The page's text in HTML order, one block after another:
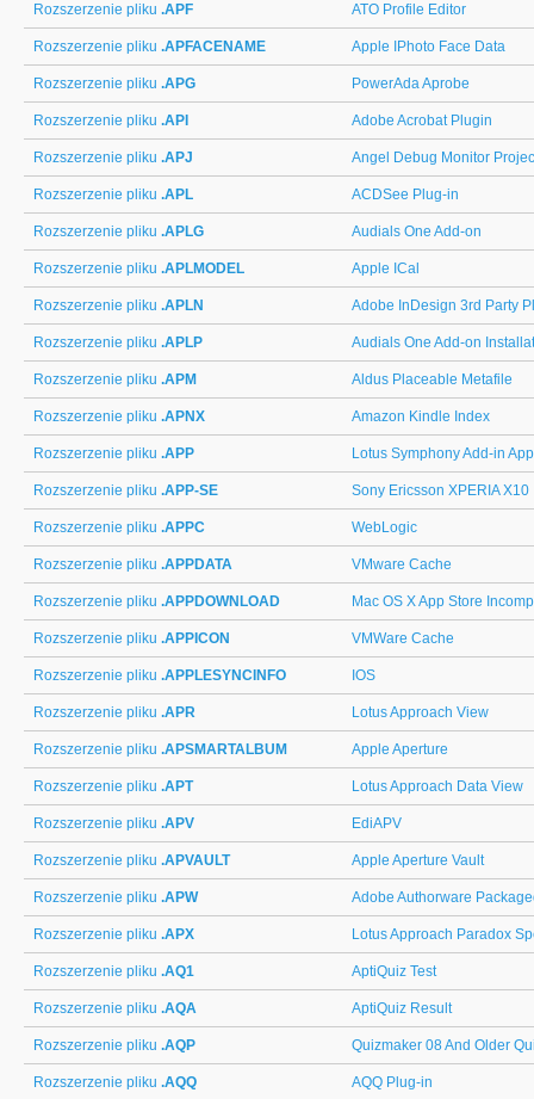
Rozszerzenie pliku .APF ATO Profile Editor
Rozszerzenie pliku .APFACENAME Apple IPhoto Face Data
Rozszerzenie pliku .APG PowerAda Aprobe
Rozszerzenie pliku .API Adobe Acrobat Plugin
Rozszerzenie pliku .APJ Angel Debug Monitor
Rozszerzenie pliku .APL ACDSee Plug-in
Rozszerzenie pliku .APLG Audials One Add-on
Rozszerzenie pliku .APLMODEL Apple ICal
Rozszerzenie pliku .APLN Adobe InDesign 3rd Party
Rozszerzenie pliku .APLP Audials One Add-on
Rozszerzenie pliku .APM Aldus Placeable Metafile
Rozszerzenie pliku .APNX Amazon Kindle Index
Rozszerzenie pliku .APP Lotus Symphony Add-in
Rozszerzenie pliku .APP-SE Sony Ericsson XPERIA X10
Rozszerzenie pliku .APPC WebLogic
Rozszerzenie pliku .APPDATA VMware Cache
Rozszerzenie pliku .APPDOWNLOAD Mac OS X App Store
Rozszerzenie pliku .APPICON VMWare Cache
Rozszerzenie pliku .APPLESYNCINFO IOS
Rozszerzenie pliku .APR Lotus Approach View
Rozszerzenie pliku .APSMARTALBUM Apple Aperture
Rozszerzenie pliku .APT Lotus Approach Data View
Rozszerzenie pliku .APV EdiAPV
Rozszerzenie pliku .APVAULT Apple Aperture Vault
Rozszerzenie pliku .APW Adobe Authorware
Rozszerzenie pliku .APX Lotus Approach Paradox
Rozszerzenie pliku .AQ1 AptiQuiz Test
Rozszerzenie pliku .AQA AptiQuiz Result
Rozszerzenie pliku .AQP Quizmaker 08 And Older
Rozszerzenie pliku .AQQ AQQ Plug-in